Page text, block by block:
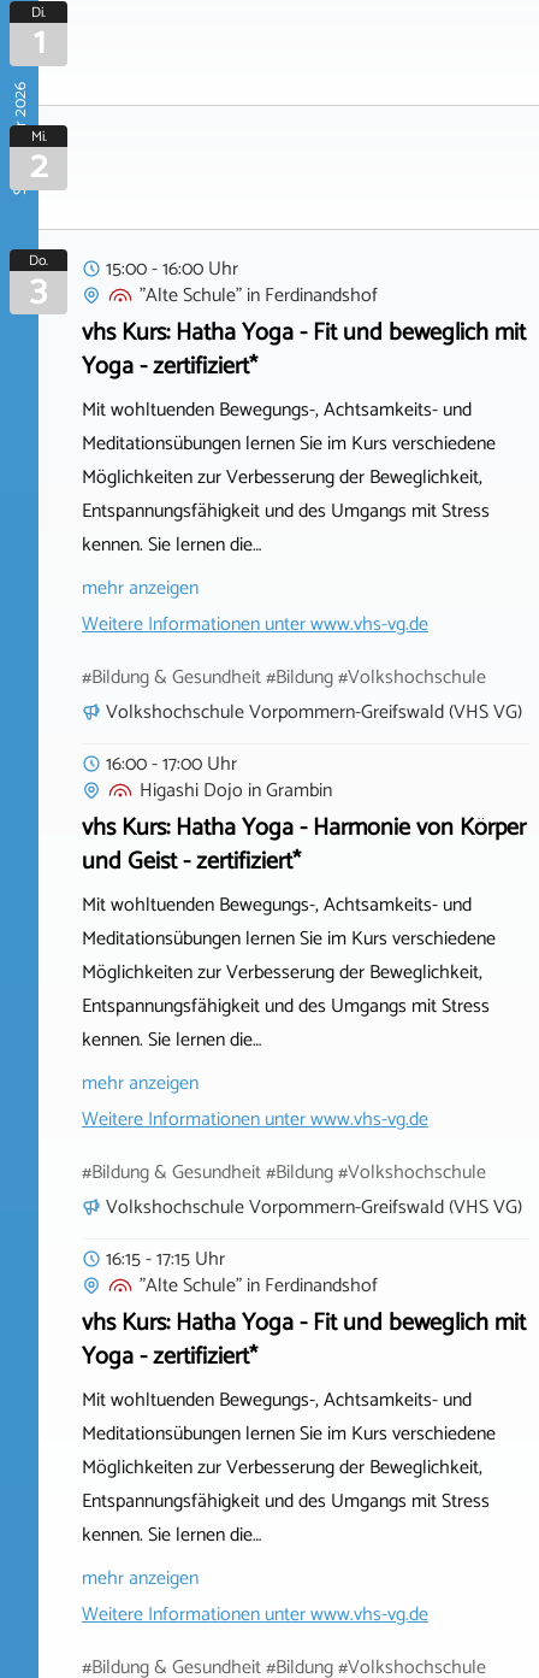
September 2026
Di.
1
Mi.
2
Do.
3
15:00 - 16:00 Uhr
"Alte Schule"inFerdinandshof
vhs Kurs: Hatha Yoga - Fit und beweglich mit
Yoga - zertifiziert*
Mit wohltuenden Bewegungs-, Achtsamkeits- und
Meditationsübungen lernen Sie im Kurs verschiedene
Möglichkeiten zur Verbesserung der Beweglichkeit,
Entspannungsfähigkeit und des Umgangs mit Stress
kennen. Sie lernen die…
mehr anzeigen
Weitere Informationen unterwww.vhs-vg.de
#Bildung & Gesundheit #Bildung #Volkshochschule
Volkshochschule Vorpommern-Greifswald (VHS VG)
16:00 - 17:00 Uhr
Higashi Dojo inGrambin
vhs Kurs: Hatha Yoga - Harmonie von Körper
und Geist - zertifiziert*
Mit wohltuenden Bewegungs-, Achtsamkeits- und
Meditationsübungen lernen Sie im Kurs verschiedene
Möglichkeiten zur Verbesserung der Beweglichkeit,
Entspannungsfähigkeit und des Umgangs mit Stress
kennen. Sie lernen die…
mehr anzeigen
Weitere Informationen unterwww.vhs-vg.de
#Bildung & Gesundheit #Bildung #Volkshochschule
Volkshochschule Vorpommern-Greifswald (VHS VG)
16:15 - 17:15 Uhr
"Alte Schule"inFerdinandshof
vhs Kurs: Hatha Yoga - Fit und beweglich mit
Yoga - zertifiziert*
Mit wohltuenden Bewegungs-, Achtsamkeits- und
Meditationsübungen lernen Sie im Kurs verschiedene
Möglichkeiten zur Verbesserung der Beweglichkeit,
Entspannungsfähigkeit und des Umgangs mit Stress
kennen. Sie lernen die…
mehr anzeigen
Weitere Informationen unterwww.vhs-vg.de
#Bildung & Gesundheit #Bildung #Volkshochschule